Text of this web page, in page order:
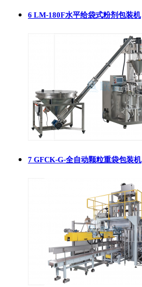
6 LM-180F水平给袋式粉剂包装机
7 GFCK-G-全自动颗粒重袋包装机